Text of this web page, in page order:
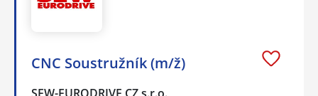
CNC Soustružník (m/ž)